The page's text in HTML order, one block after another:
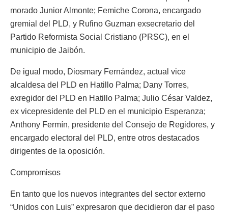
morado Junior Almonte; Femiche Corona, encargado
gremial del PLD, y Rufino Guzman exsecretario del
Partido Reformista Social Cristiano (PRSC), en el
municipio de Jaibón.
De igual modo, Diosmary Fernández, actual vice
alcaldesa del PLD en Hatillo Palma; Dany Torres,
exregidor del PLD en Hatillo Palma; Julio César Valdez,
ex vicepresidente del PLD en el municipio Esperanza;
Anthony Fermín, presidente del Consejo de Regidores, y
encargado electoral del PLD, entre otros destacados
dirigentes de la oposición.
Compromisos
En tanto que los nuevos integrantes del sector externo
“Unidos con Luis” expresaron que decidieron dar el paso